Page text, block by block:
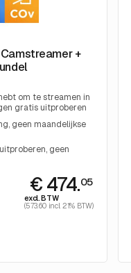
+
om te streamen in
gratis uitproberen
Eenmalige kosten
geen maandelijkse
geen
locatie€ 474.05
excl. BTW
(573.60 incl. 21% BTW)